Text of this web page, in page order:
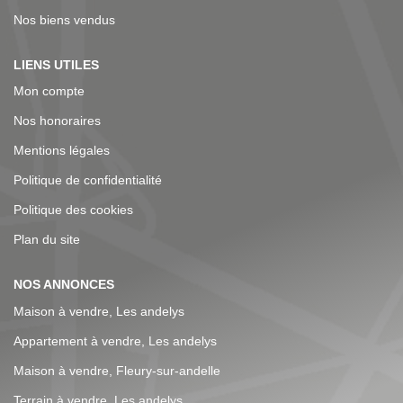
Nos biens vendus
LIENS UTILES
Mon compte
Nos honoraires
Mentions légales
Politique de confidentialité
Politique des cookies
Plan du site
NOS ANNONCES
Maison à vendre, Les andelys
Appartement à vendre, Les andelys
Maison à vendre, Fleury-sur-andelle
Terrain à vendre, Les andelys